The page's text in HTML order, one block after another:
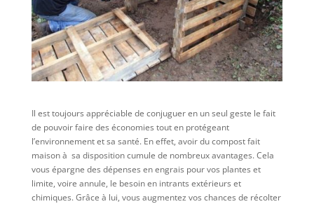
Il est toujours appréciable de conjuguer en un seul geste le fait
de pouvoir faire des économies tout en protégeant
l’environnement et sa santé. En effet, avoir du compost fait
maison à sa disposition cumule de nombreux avantages. Cela
vous épargne des dépenses en engrais pour vos plantes et
limite, voire annule, le besoin en intrants extérieurs et
chimiques. Grâce à lui, vous augmentez vos chances de récolter